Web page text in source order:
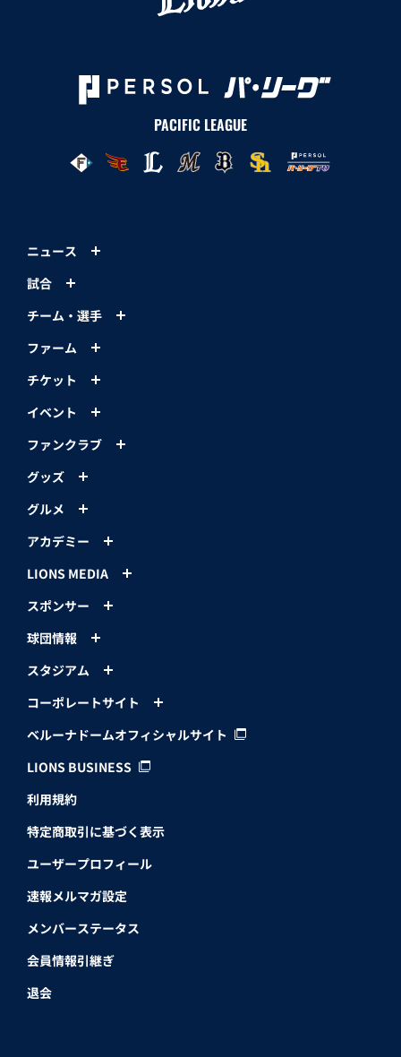
PACIFIC LEAGUE
ニュース
試合
チーム・選手
ファーム
チケット
イベント
ファンクラブ
グッズ
グルメ
アカデミー
LIONS MEDIA
スポンサー
球団情報
スタジアム
コーポレートサイト
ベルーナドームオフィシャルサイト
LIONS BUSINESS
利用規約
特定商取引に基づく表示
ユーザープロフィール
速報メルマガ設定
メンバーステータス
会員情報引継ぎ
退会